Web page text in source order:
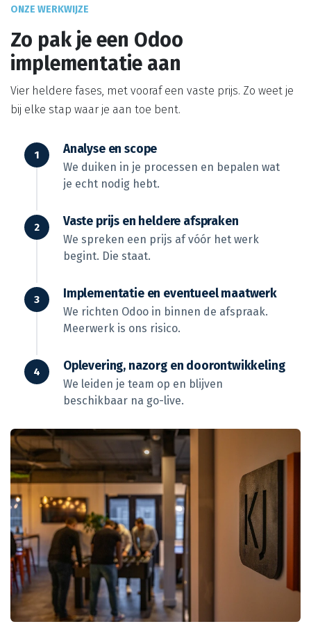
ONZE WERKWIJZE
Zo pak je een Odoo
implementatie aan
Vier heldere fases, met vooraf een vaste prijs. Zo weet je
bij elke stap waar je aan toe bent.
Analyse en scope
We duiken in je processen en bepalen wat
je echt nodig hebt.
Vaste prijs en heldere afspraken
We spreken een prijs af vóór het werk
begint. Die staat.
Implementatie en eventueel maatwerk
We richten Odoo in binnen de afspraak.
Meerwerk is ons risico.
Oplevering, nazorg en doorontwikkeling
We leiden je team op en blijven
beschikbaar na go-live.